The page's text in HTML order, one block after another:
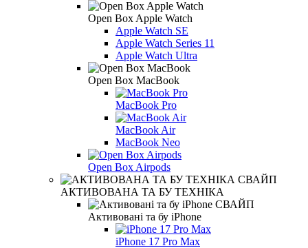
Open Box Apple Watch
Apple Watch SE
Apple Watch Series 11
Apple Watch Ultra
Open Box MacBook
MacBook Pro
MacBook Air
MacBook Neo
Open Box Airpods
АКТИВОВАНА ТА БУ ТЕХНІКА
Активовані та бу iPhone
iPhone 17 Pro Max